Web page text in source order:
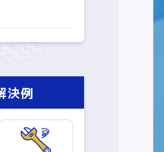
決例